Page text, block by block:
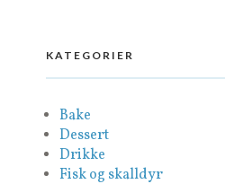
KATEGORIER
Bake
Dessert
Drikke
Fisk og skalldyr